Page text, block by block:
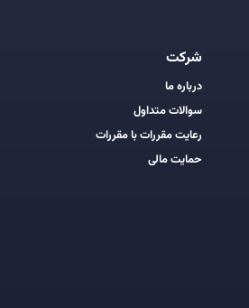
شرکت
درباره ما
سوالات متداول
رعایت مقررات با مقررات
حمایت مالی